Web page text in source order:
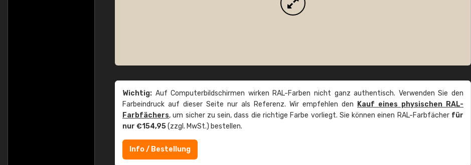
Wichtig: Auf Computerbildschirmen wirken RAL-Farben nicht ganz authentisch. Verwenden Sie den
Farbeindruck auf dieser Seite nur als Referenz. Wir empfehlen den
Kauf eines physischen RAL-
Farbfächers, um sicher zu sein, dass die richtige Farbe vorliegt. Sie können einen RAL-Farbfächer für
nur €154,95(zzgl. MwSt.) bestellen.
Info / Bestellung